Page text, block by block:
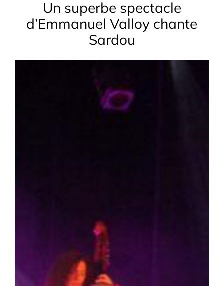
Un superbe spectacle
d’Emmanuel Valloy chante
Sardou